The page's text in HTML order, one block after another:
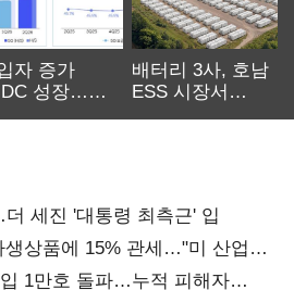
자 증가
성장…
배터리 3사, 호남
ESS 시장서
세진 '대통령 최측근' 입
생상품에 15% 관세…"미 산업
1만호 돌파…누적 피해자